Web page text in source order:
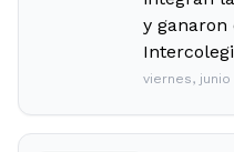
y ganaron
viernes, junio